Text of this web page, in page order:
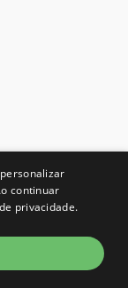
que você precisa.
segurança e conforto.
mail
continuar
privacidade.